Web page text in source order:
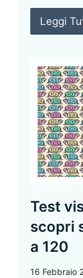
Leggi
Test
scopri
a 120
16 Febbraio